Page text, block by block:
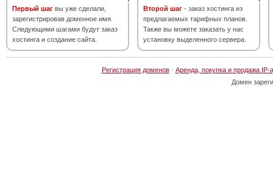
Первый шаг вы уже сделали,
зарегистрировав доменное имя.
Следующими шагами будут заказ
хостинга и создание сайта.
Второй шаг - заказ хостинга из
предлагаемых тарифных планов.
Также вы можете заказать у нас
установку выделенного сервера.
Регистрация доменов· Аренда, покупка и продажа IP-
Домен